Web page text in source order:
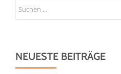
NEUESTE BEITRÄGE